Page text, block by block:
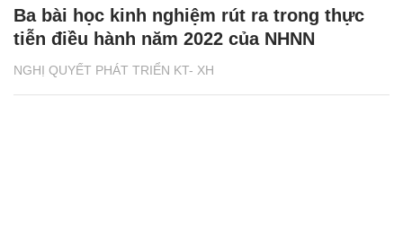
NGHỊ QUYẾT PHÁT TRIỂN KT- XH
Ba bài học kinh nghiệm rút ra trong thực
tiễn điều hành năm 2022 của NHNN